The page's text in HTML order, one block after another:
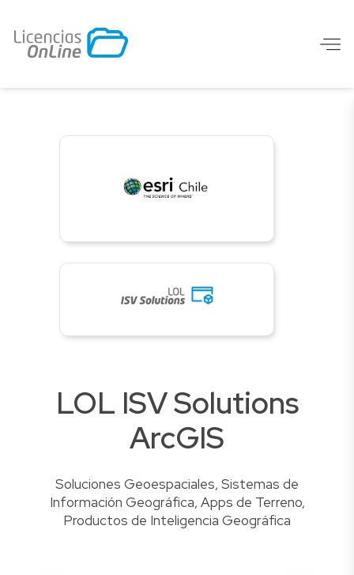
LOL ISV Solutions
ArcGIS
Soluciones Geoespaciales, Sistemas de
Información Geográfica, Apps de Terreno,
Productos de Inteligencia Geográfica